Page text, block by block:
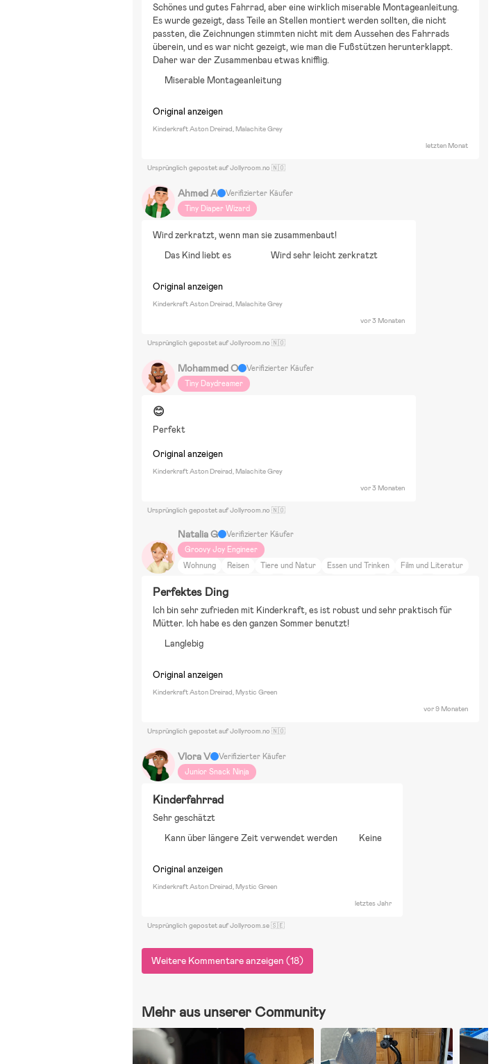
Fahrräder
Puppen & Kuscheltiere Uppababy
Schönes und gutes Fahrrad, aber eine wirklich miserable Montageanleitung.
Es wurde gezeigt, dass Teile an Stellen montiert werden sollten, die nicht
passten, die Zeichnungen stimmten nicht mit dem Aussehen des Fahrrads
überein, und es war nicht gezeigt, wie man die Fußstützen herunterklappt.
Daher war der Zusammenbau etwas knifflig.
Miserable Montageanleitung
Original anzeigen
Kinderkraft Aston Dreirad, Malachite Grey
letzten Monat
Ursprünglich gepostet auf Jollyroom.no 🇳🇴
Ahmed A
Verifizierter Käufer
Tiny Diaper Wizard
Wird zerkratzt, wenn man sie zusammenbaut!
Das Kind liebt es
Wird sehr leicht zerkratzt
Original anzeigen
Kinderkraft Aston Dreirad, Malachite Grey
vor 3 Monaten
Ursprünglich gepostet auf Jollyroom.no 🇳🇴
Mohammed O
Verifizierter Käufer
Tiny Daydreamer
😊
Perfekt
Original anzeigen
Kinderkraft Aston Dreirad, Malachite Grey
vor 3 Monaten
Ursprünglich gepostet auf Jollyroom.no 🇳🇴
Natalia G
Verifizierter Käufer
Groovy Joy Engineer
Wohnung
Reisen Tiere und Natur Essen und Trinken
Film und Literatur
Winterspielzeug
Perfektes Ding
Ich bin sehr zufrieden mit Kinderkraft, es ist robust und sehr praktisch für
Mütter. Ich habe es den ganzen Sommer benutzt!
Langlebig
Original anzeigen
Kinderkraft Aston Dreirad, Mystic Green
vor 9 Monaten
Ursprünglich gepostet auf Jollyroom.no 🇳🇴
Vlora V
Verifizierter Käufer
Junior Snack Ninja
Kinderfahrrad
Sehr geschätzt
Kann über längere Zeit verwendet werden
Keine
Original anzeigen
Kinderkraft Aston Dreirad, Mystic Green
letztes Jahr
Ursprünglich gepostet auf Jollyroom.se 🇸🇪
Weitere Kommentare anzeigen (18)
Mehr aus unserer Community